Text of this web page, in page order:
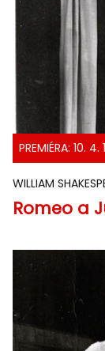
PREMIÉRA: 10. 4.
WILLIAM
Romeo a